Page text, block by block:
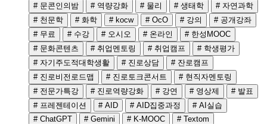
# 문콘인의밤
# 역량강화 # 물리 # 생태학
# 자연과학
# 천문학
# 화학 # kocw # OcO # 강의
# 공개강좌
# 무료
# 수강 # 오시오 # 온라인
# 한성MOOC
# 문화콘텐츠
# 취업멘토링 # 취업캠프
# 학생평가
# 자기주도적대학생활
# 진로상담
# 잔로캠프
# 진로비전로드맵
# 진로토크콘서트
# 현직자멘토링
# 전문가특강
# 진로역량강화 # 강연 # 영상제
# 발표
# 프레젠테이션
# AID # AID집중과정
# AI실습
# ChatGPT
# Gemini # K-MOOC
# Textom